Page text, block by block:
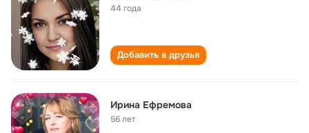
44 года
Добавить в друзья
Ирина Ефремова
56 лет